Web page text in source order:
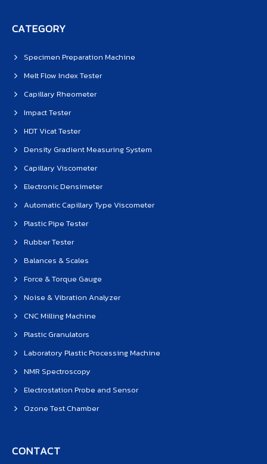
CATEGORY
Specimen Preparation Machine
Melt Flow Index Tester
Capillary Rheometer
Impact Tester
HDT Vicat Tester
Density Gradient Measuring System
Capillary Viscometer
Electronic Densimeter
Automatic Capillary Type Viscometer
Plastic Pipe Tester
Rubber Tester
Balances & Scales
Force & Torque Gauge
Noise & Vibration Analyzer
CNC Milling Machine
Plastic Granulators
Laboratory Plastic Processing Machine
NMR Spectroscopy
Electrostation Probe and Sensor
Ozone Test Chamber
CONTACT